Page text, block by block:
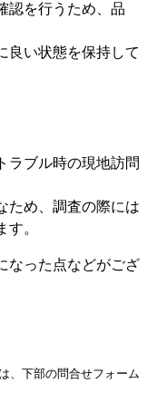
認を行うため、品
良い状態を保持して
ラブル時の現地訪問
ため、調査の際には
。
なった点などがござ
、下部の問合せフォーム